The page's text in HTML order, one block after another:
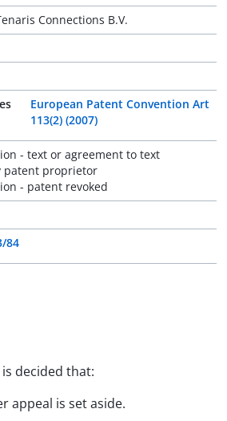
Connections B.V.
European Patent Convention Art
113(2) (2007)
- text or agreement to text
patent proprietor
- patent revoked
84
decided that:
appeal is set aside.